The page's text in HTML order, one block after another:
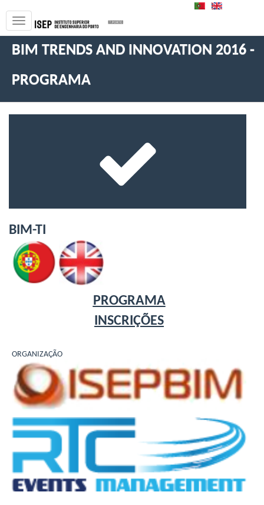
PT
BIM TRENDS AND INNOVATION 2016 -
PROGRAMA
BIM-TI
PROGRAMA
INSCRIÇÕES
ORGANIZAÇÃO